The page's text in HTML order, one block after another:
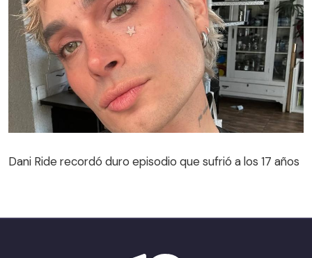
Dani Ride recordó duro episodio que sufrió a los 17 años